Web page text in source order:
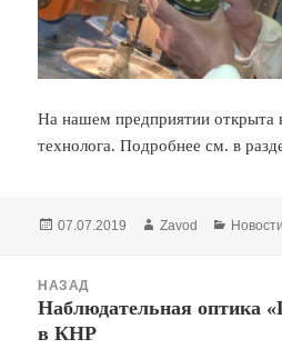
На нашем предприятии открыта
технолога. Подробнее см. в
Опубликовано
07.07.2019 Автор
Zavod Рубрики
НАЗАД
Предыдущая
запись:
Наблюдательная оптика
в КНР